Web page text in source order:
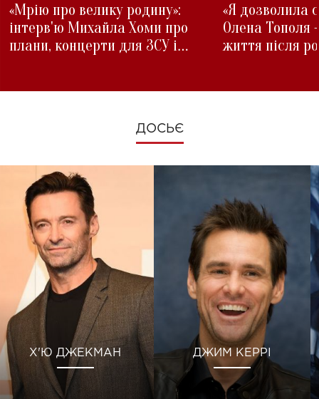
«Мрію про велику родину»:
інтерв'ю Михайла Хоми про
плани, концерти для ЗСУ і
«Я дозволила
Олена Тополя
життя після
ДОСЬЄ
Х'Ю ДЖЕКМАН ДЖИМ КЕРРІ